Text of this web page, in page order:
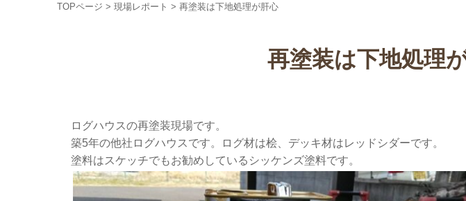
TOPページ > 現場レポート > 再塗装は下地処理が肝心
再塗装は下地処理
ログハウスの再塗装現場です。
築5年の他社ログハウスです。ログ材は桧、デッキ材はレッドシダーです。
塗料はスケッチでもお勧めしているシッケンズ塗料です。